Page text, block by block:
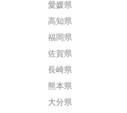
愛媛県
高知県
福岡県
佐賀県
長崎県
熊本県
大分県